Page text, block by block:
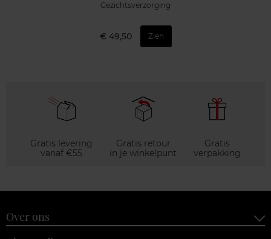
Gezichtsverzorging
€ 49,50 Zien
Gratis levering
vanaf €55
Gratis retour
in je winkelpunt
Gratis
verpakking
Over ons